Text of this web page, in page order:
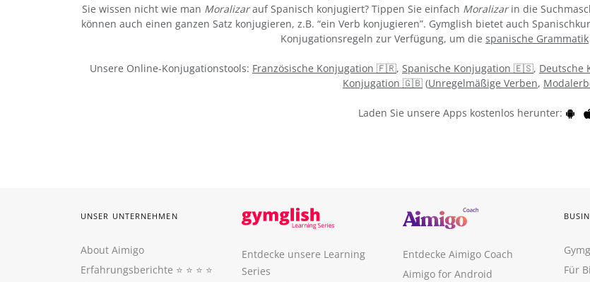
Sie wissen nicht wie man Moralizarauf Spanisch konjugiert? Tippen Sie einfach Moralizarin die
können auch einen ganzen Satz konjugieren, z.B. “ein Verb konjugieren”. Gymglish bietet auch
Konjugationsregeln zur Verfügung, um die spanische Grammatik
Unsere Online-Konjugationstools: Französische Konjugation 🇫🇷, Spanische Konjugation 🇪🇸,
Konjugation 🇬🇧 (Unregelmäßige Verben,
Laden Sie unsere Apps kostenlos herunter:
UNSER UNTERNEHMEN
About Aimigo
Erfahrungsberichte ⭐️ ⭐️ ⭐️ ⭐️
Entdecke unsere Learning
Series
Entdecke Aimigo Coach
Aimigo for Android
Für